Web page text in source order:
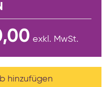
exkl. MwSt.
hinzufügen